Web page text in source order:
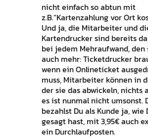
nicht einfach so abtun mit
z.B.“Kartenzahlung vor Ort
Und ja, die Mitarbeiter und
Kartendrucker sind bereits
bei jedem Mehraufwand, den
auch mehr: Ticketdrucker
wenn ein Onlineticket
muss, Mitarbeiter können in
der sie das abwickeln, nichts
es ist nunmal nicht umsonst.
bezahlst Du als Kunde ja,
gesagt hast, mit 3,95€ auch
ein Durchlaufposten.